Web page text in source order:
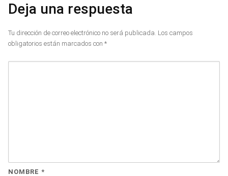
Deja una respuesta
Tu dirección de correo electrónico no será publicada. Los campos
obligatorios están marcados con *
NOMBRE *